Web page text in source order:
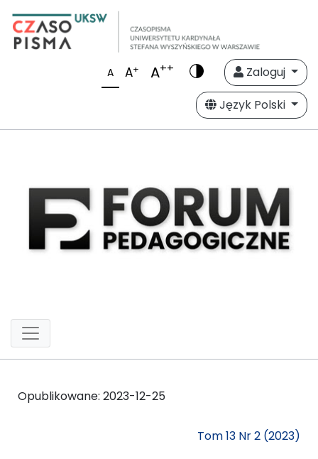
A A+ A++
Zaloguj
Język Polski
Opublikowane: 2023-12-25
Tom 13 Nr 2 (2023)